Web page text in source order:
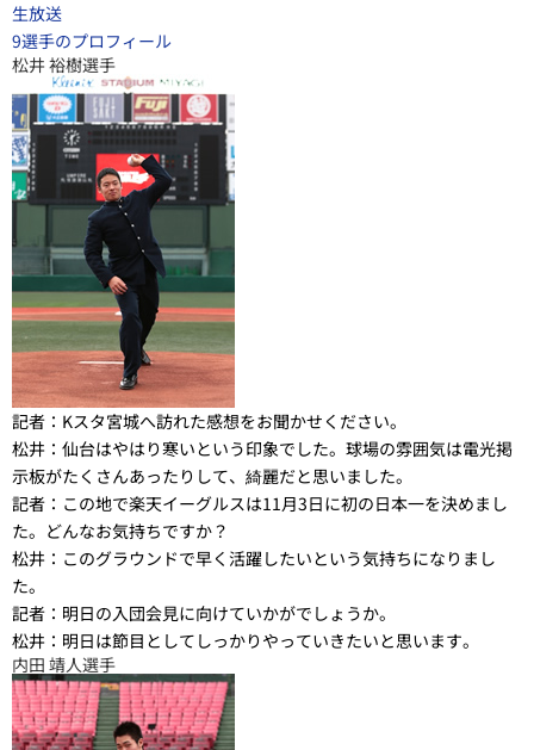
生放送
9選手のプロフィール
松井 裕樹選手
記者： Kスタ宮城へ訪れた感想をお聞かせください。
松井： 仙台はやはり寒いという印象でした。球場の雰囲気は電光掲
示板がたくさんあったりして、綺麗だと思いました。
記者： この地で楽天イーグルスは11月3日に初の日本一を決めまし
た。どんなお気持ちですか？
松井： このグラウンドで早く活躍したいという気持ちになりまし
た。
記者： 明日の入団会見に向けていかがでしょうか。
松井： 明日は節目としてしっかりやっていきたいと思います。
内田 靖人選手